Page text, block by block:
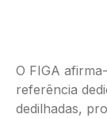
O FIGA
referência
dedilhadas,